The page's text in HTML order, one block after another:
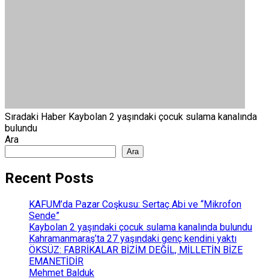
Sıradaki Haber Kaybolan 2 yaşındaki çocuk sulama kanalında
bulundu
Ara
Ara
Recent Posts
KAFUM’da Pazar Coşkusu: Sertaç Abi ve “Mikrofon
Sende”
Kaybolan 2 yaşındaki çocuk sulama kanalında bulundu
Kahramanmaraş’ta 27 yaşındaki genç kendini yaktı
ÖKSÜZ: FABRİKALAR BİZİM DEĞİL, MİLLETİN BİZE
EMANETİDİR
Mehmet Balduk